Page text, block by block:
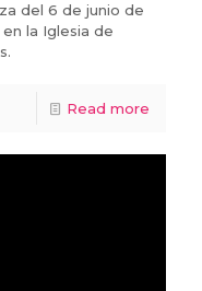
del 6 de junio de
en la Iglesia de
Read more